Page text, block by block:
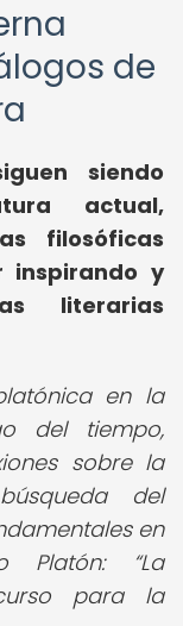
de
siendo
actual,
filosóficas
inspirando y
literarias
en la
del tiempo,
sobre la
del
en
Platón:
La
para la